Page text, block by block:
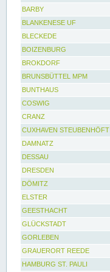
BARBY
BLANKENESE UF
BLECKEDE
BOIZENBURG
BROKDORF
BRUNSBÜTTEL MPM
BUNTHAUS
COSWIG
CRANZ
CUXHAVEN STEUBENHÖFT
DAMNATZ
DESSAU
DRESDEN
DÖMITZ
ELSTER
GEESTHACHT
GLÜCKSTADT
GORLEBEN
GRAUERORT REEDE
HAMBURG ST. PAULI